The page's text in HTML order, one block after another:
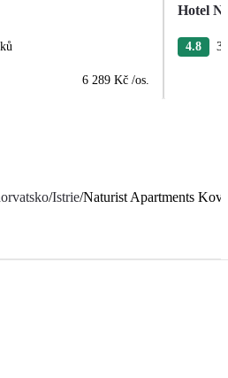
6 289 Kč /os.
Hotel
4.8
/Istrie/Naturist Apartments